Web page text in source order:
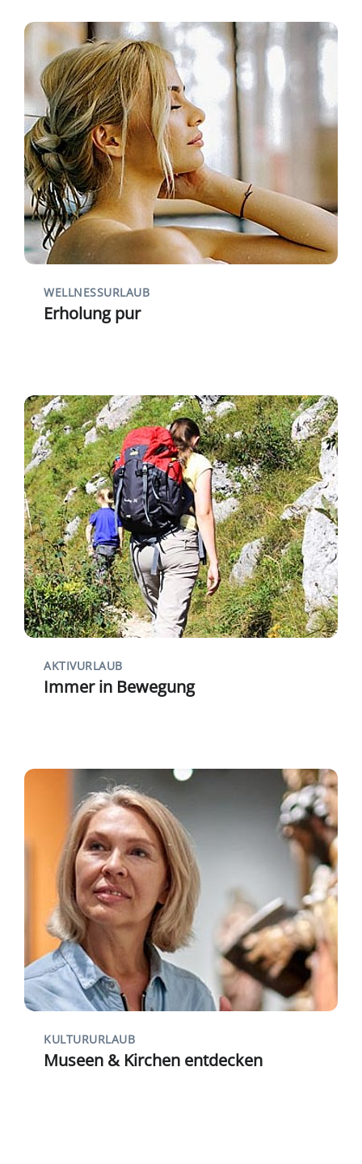
WELLNESSURLAUB
Erholung pur
AKTIVURLAUB
Immer in Bewegung
KULTURURLAUB
Museen & Kirchen entdecken